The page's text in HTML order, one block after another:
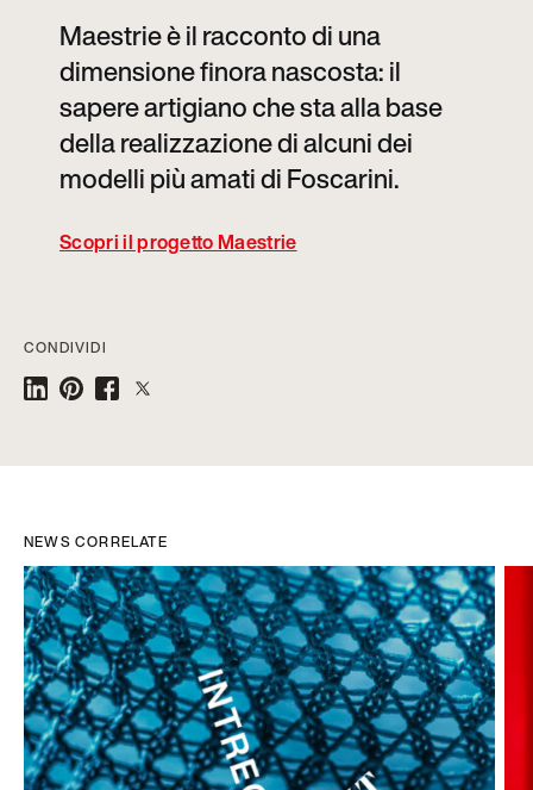
Maestrie è il racconto di una
dimensione finora nascosta: il
sapere artigiano che sta alla base
della realizzazione di alcuni dei
modelli più amati di Foscarini.
Scopri il progetto Maestrie
CONDIVIDI
NEWS CORRELATE